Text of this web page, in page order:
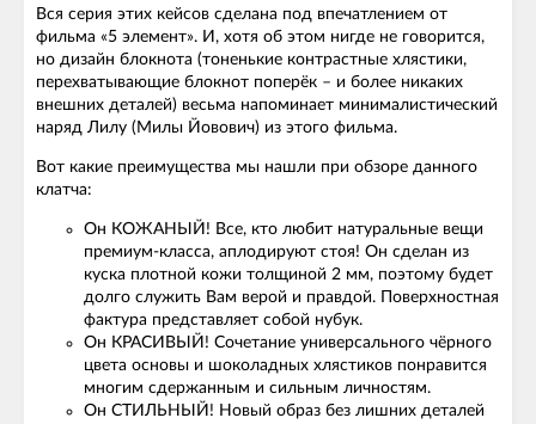
Вся серия этих кейсов сделана под впечатлением от
фильма «5 элемент». И, хотя об этом нигде не говорится,
но дизайн блокнота (тоненькие контрастные хлястики,
перехватывающие блокнот поперёк – и более никаких
внешних деталей) весьма напоминает минималистический
наряд Лилу (Милы Йовович) из этого фильма.
Вот какие преимущества мы нашли при обзоре данного
клатча:
Он КОЖАНЫЙ! Все, кто любит натуральные вещи
премиум-класса, аплодируют стоя! Он сделан из
куска плотной кожи толщиной 2 мм, поэтому будет
долго служить Вам верой и правдой. Поверхностная
фактура представляет собой нубук.
Он КРАСИВЫЙ! Сочетание универсального чёрного
цвета основы и шоколадных хлястиков понравится
многим сдержанным и сильным личностям.
Он СТИЛЬНЫЙ! Новый образ без лишних деталей